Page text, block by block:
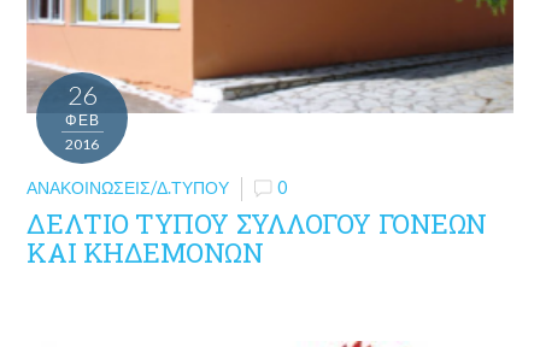
26
ΦΕΒ
2016
ΑΝΑΚΟΙΝΏΣΕΙΣ/Δ.ΤΎΠΟΥ 0
ΔΕΛΤΙΟ ΤΥΠΟΥ ΣΥΛΛΟΓΟΥ ΓΟΝΕΩΝ
ΚΑΙ ΚΗΔΕΜΟΝΩΝ